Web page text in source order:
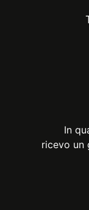
In
ricevo un